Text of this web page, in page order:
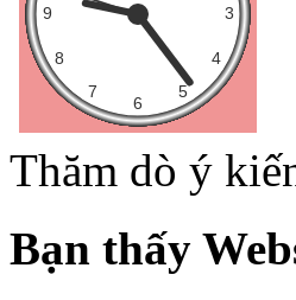
Thăm dò ý
Bạn thấy